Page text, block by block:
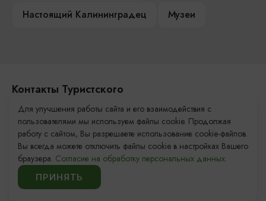
Настоящий Калининградец
Музеи
Контакты Туристского
информационного центра
+7 (4012) 555-200
8 (800) 200-55-39
info@visit-kaliningrad.ru
Для улучшения работы сайта и его взаимодействия с
пользователями мы используем файлы cookie. Продолжая
работу с сайтом, Вы разрешаете использование cookie-файлов.
Вы всегда можете отключить файлы cookie в настройках Вашего
браузера. Согласие на обработку персональных данных.
ПРИНЯТЬ